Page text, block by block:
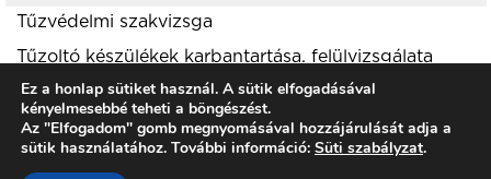
Tűzvédelmi szakvizsga
Tűzoltó készülékek karbantartása, felülvizsgálata
Környezetvédelem
Zajvédelem
Ez a honlap sütiket használ. A sütik elfogadásával
kényelmesebbé teheti a böngészést.
Az "Elfogadom" gomb megnyomásával hozzájárulását adja a
sütik használatához. További információ: Süti szabályzat.